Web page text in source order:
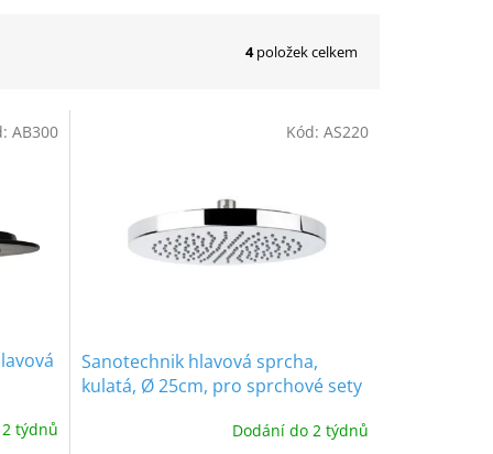
4položek celkem
týdnů
AB300
Sanotechnik hlavová sprcha,
kulatá, Ø 25cm, pro sprchové sety
Dodání do 2 týdnů
Kód: AS220